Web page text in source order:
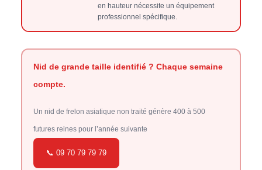
en hauteur nécessite un équipement
professionnel spécifique.
Nid de grande taille identifié ? Chaque semaine
compte.
Un nid de frelon asiatique non traité génère 400 à 500
futures reines pour l’année suivante
📞 09 70 79 79 79